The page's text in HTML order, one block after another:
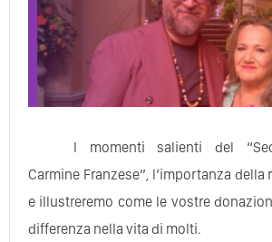
I momenti salienti del
Carmine Franzese”, l’importanza
e illustreremo come le vostre
differenza nella vita di molti.